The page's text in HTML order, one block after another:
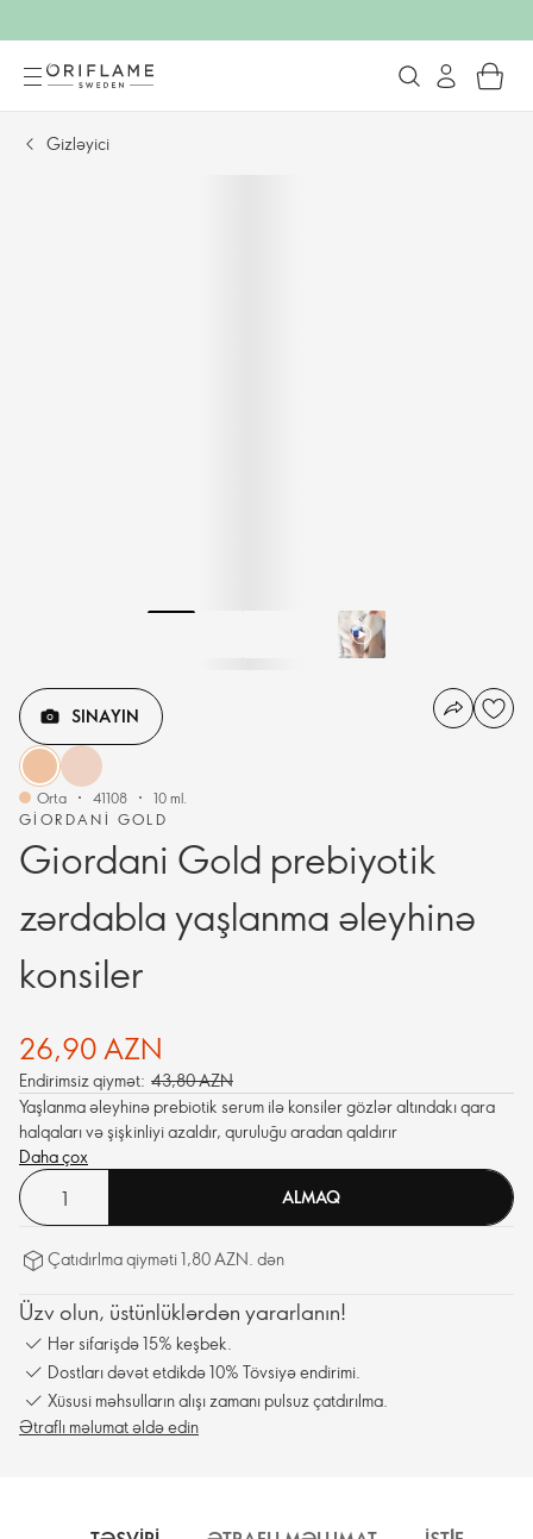
Gizləyici
GIORDANI GOLD
Giordani Gold prebiyotik
zərdabla yaşlanma əleyhinə
konsiler
SINAYIN
Orta 41108 10 ml.
26,90 AZN
Endirimsiz qiymət: 43,80 AZN
Yaşlanma əleyhinə prebiotik serum ilə konsiler gözlər altındakı qara
halqaları və şişkinliyi azaldır, quruluğu aradan qaldırır
Daha çox
ALMAQ
Çatıdırlma qiyməti 1,80 AZN. dən
Üzv olun, üstünlüklərdən yararlanın!
Hər sifarişdə 15% keşbek.
Dostları dəvət etdikdə 10% Tövsiyə endirimi.
Xüsusi məhsulların alışı zamanı pulsuz çatdırılma.
Ətraflı məlumat əldə edin